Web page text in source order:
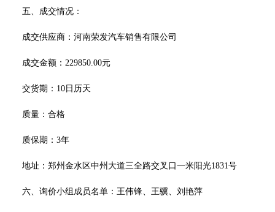
五、成交情况：
成交供应商：河南荣发汽车销售有限公司
成交金额： 229850.00元
交货期： 10日历天
质量：合格
质保期： 3年
地址：郑州金水区中州大道三全路交叉口一米阳光1831号
六、询价小组成员名单：王伟锋、王骥、刘艳萍